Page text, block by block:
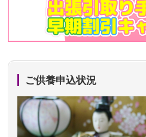
ご供養申込状況